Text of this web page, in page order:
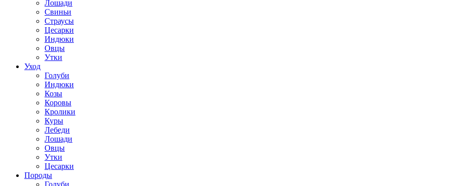
Лошади
Свиньи
Страусы
Цесарки
Индюки
Овцы
Утки
Уход
Голуби
Индюки
Козы
Коровы
Кролики
Куры
Лебеди
Лошади
Овцы
Утки
Цесарки
Породы
Голуби